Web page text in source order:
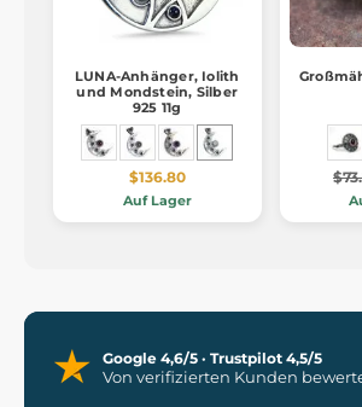
LUNA-Anhänger, Iolith
und Mondstein, Silber
925 11g
$136.80
Auf Lager
Google 4,6/5 · Trustpilot 4,5/5
Von verifizierten Kunden